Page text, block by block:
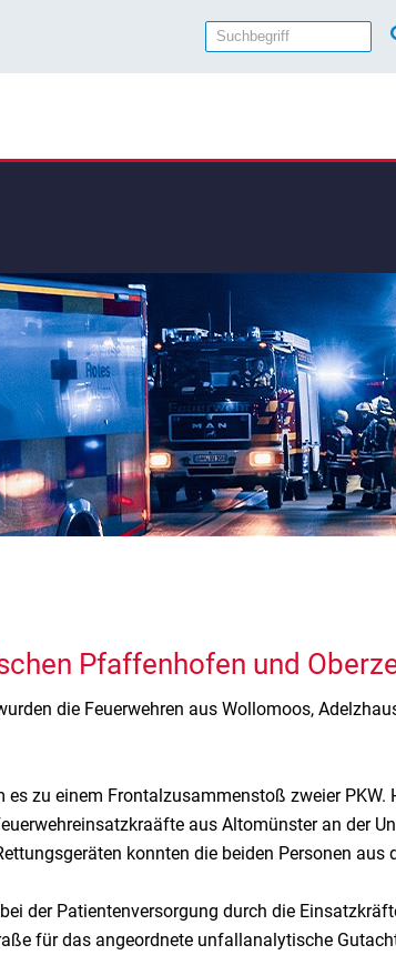
Pfaffenhofen und
die Feuerwehren aus Wollomoos,
zu einem Frontalzusammenstoß zweier
aus Altomünster an der
konnten die beiden Personen aus
der Patientenversorgung durch die
für das angeordnete unfallanalytische